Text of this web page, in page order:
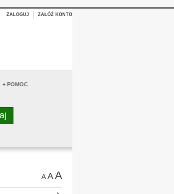
ZALOGUJ ZAŁÓŻ KONTO
+ POMOC
AAA